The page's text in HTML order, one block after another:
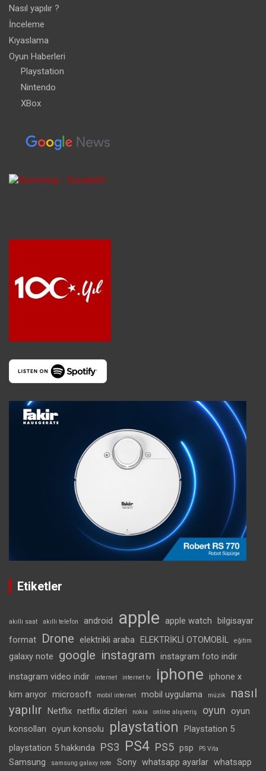
Nasıl yapılır ?
İnceleme
Kıyaslama
Oyun Haberleri
Playstation
Nintendo
XBox
Etiketler
akıllı saat akıllı telefon android apple apple watch bilgisayar
format
Drone elektrikli araba ELEKTRİKLİ OTOMOBİL eğitim
galaxy note google instagram instagram foto indir
instagram video indir
internet internet tv iphone iphone x
kim arıyor microsoft mobil internet mobil uygulama müzik
nasıl
yapılır Netflix netflix dizileri nokia online alışveriş oyun
oyun
konsolları
oyun konsolu playstation
Playstation 5
playstation 5 hakkında PS3 PS4 PS5 psp PS Vita
Samsung samsung galaxy note Sony whatsapp ayarlar whatsapp